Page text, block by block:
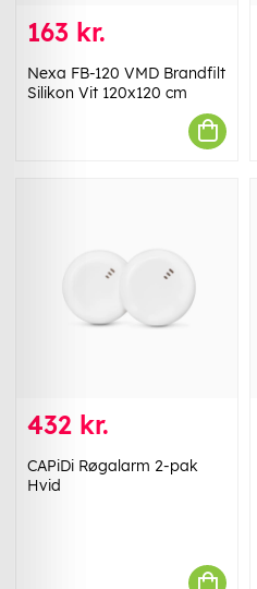
163 kr.
Nexa FB-120 VMD Brandfilt
Silikon Vit 120x120 cm
432 kr.
CAPiDi Røgalarm 2-pak
Hvid